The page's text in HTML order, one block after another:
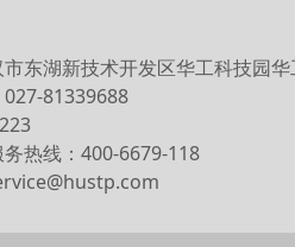
东湖新技术开发区华工科技园
81339688
热线：400-6679-118